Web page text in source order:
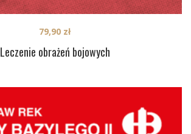
Leczenie obrażeń bojowych
79,90 zł